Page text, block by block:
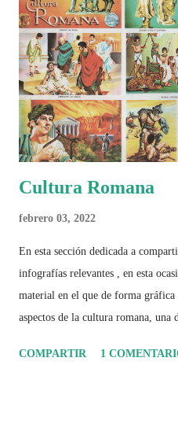
este Mundial marcó un antes y un
deporte, la identidad nacional, la
el papel del fútbol como reflejo de
páginas de análisis, ilustraciones
Cultura Romana
febrero 03, 2022
En esta sección dedicada a
infografías relevantes , en esta
material en el que de forma gráfica
aspectos de la cultura romana,
COMPARTIR
1